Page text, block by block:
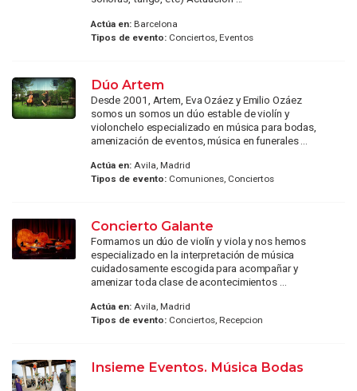
Actúa en:Barcelona
Tipos de evento:Conciertos, Eventos
Dúo Artem
Desde 2001, Artem, Eva Ozáez y Emilio Ozáez
somos un somos un dúo estable de violín y
violonchelo especializado en música para bodas,
amenización de eventos, música en funerales ...
Actúa en:Avila, Madrid
Tipos de evento:Comuniones, Conciertos
Concierto Galante
Formamos un dúo de violín y viola y nos hemos
especializado en la interpretación de música
cuidadosamente escogida para acompañar y
amenizar toda clase de acontecimientos ...
Actúa en:Avila, Madrid
Tipos de evento:Conciertos, Recepcion
Insieme Eventos. Música Bodas